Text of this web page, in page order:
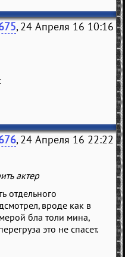
, 24 Апреля 16 10:16
, 24 Апреля 16 22:22
актер
отдельного
вроде как в
бла толи мина,
это не спасет.